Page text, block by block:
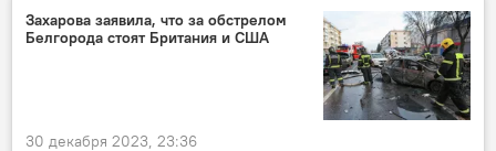
Захарова заявила, что за обстрелом
Белгорода стоят Британия и США
30 декабря 2023, 23:36